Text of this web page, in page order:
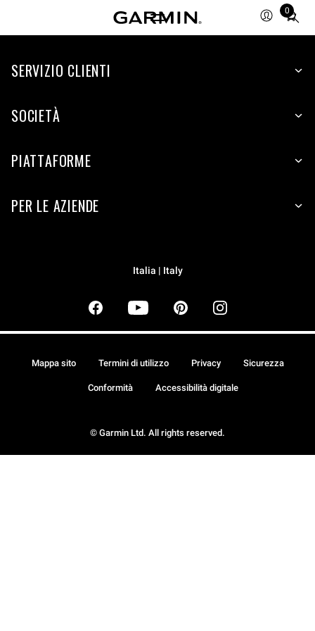
0
Total
items
cart:
SERVIZIO CLIENTI
SOCIETÀ
PIATTAFORME
PER LE AZIENDE
Italia | Italy
© Garmin Ltd. All rights reserved.
Mappa sito Termini di utilizzo Privacy Sicurezza
Conformità Accessibilità digitale